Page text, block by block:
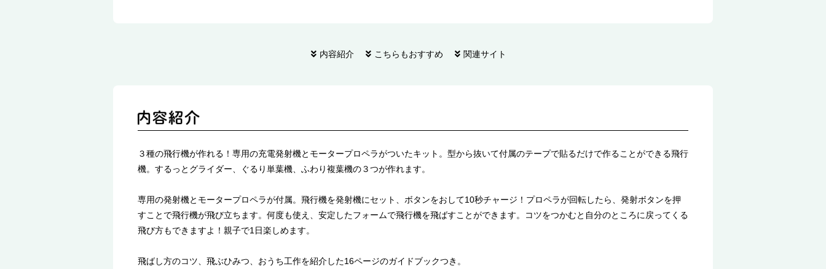
内容紹介 こちらもおすすめ 関連サイト
３種の飛行機が作れる！専用の充電発射機とモータープロペラがついたキット。型から抜いて付属のテープで貼るだけで作ることができる飛行
機。するっとグライダー、ぐるり単葉機、ふわり複葉機の３つが作れます。
専用の発射機とモータープロペラが付属。飛行機を発射機にセット、ボタンをおして10秒チャージ！プロペラが回転したら、発射ボタンを押
すことで飛行機が飛び立ちます。何度も使え、安定したフォームで飛行機を飛ばすことができます。コツをつかむと自分のところに戻ってくる
飛び方もできますよ！親子で1日楽しめます。
飛ばし方のコツ、飛ぶひみつ、おうち工作を紹介した16ページのガイドブックつき。